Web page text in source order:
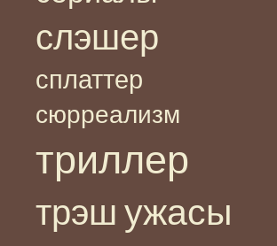
слэшер
сплаттер
сюрреализм
триллер
трэш ужасы